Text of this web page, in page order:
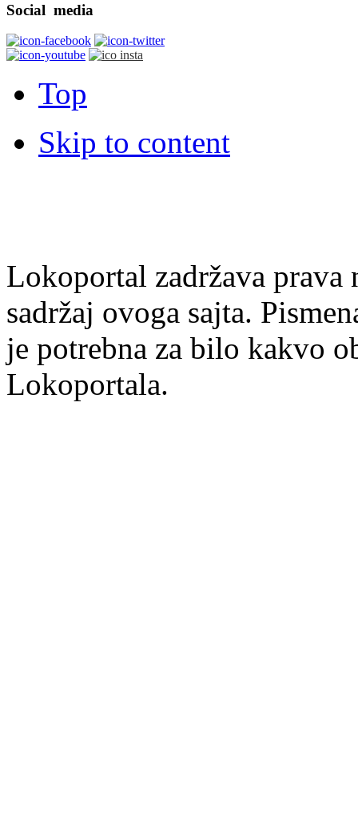
Social media
Top
Skip to content
Lokoportal zadržava
sadržaj ovoga sajta.
je potrebna za bilo kakvo
Lokoportala.